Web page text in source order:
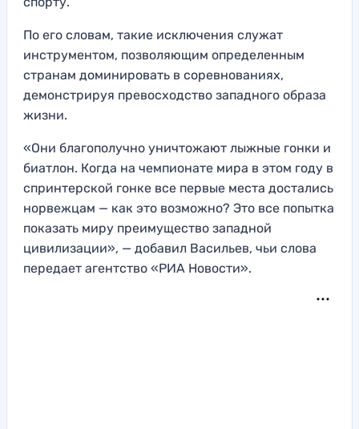
По его словам, такие исключения служат
инструментом, позволяющим определенным
странам доминировать в соревнованиях,
демонстрируя превосходство западного образа
жизни.
«Они благополучно уничтожают лыжные гонки и
биатлон. Когда на чемпионате мира в этом году в
спринтерской гонке все первые места достались
норвежцам — как это возможно? Это все попытка
показать миру преимущество западной
цивилизации», — добавил Васильев, чьи слова
передает агентство «РИА Новости».